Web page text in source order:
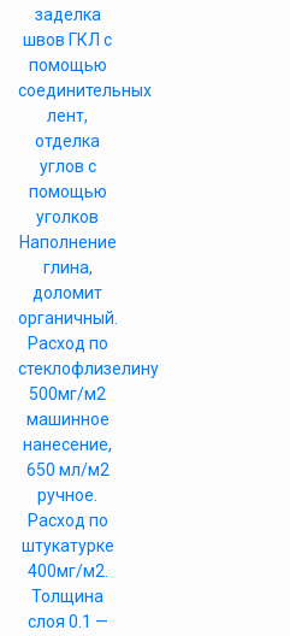
заделка
швов ГКЛ с
помощью
соединительных
лент,
отделка
углов с
помощью
уголков
Наполнение
глина,
доломит
органичный.
Расход по
стеклофлизелину
500мг/м2
машинное
нанесение,
650 мл/м2
ручное.
Расход по
штукатурке
400мг/м2.
Толщина
слоя 0.1 —